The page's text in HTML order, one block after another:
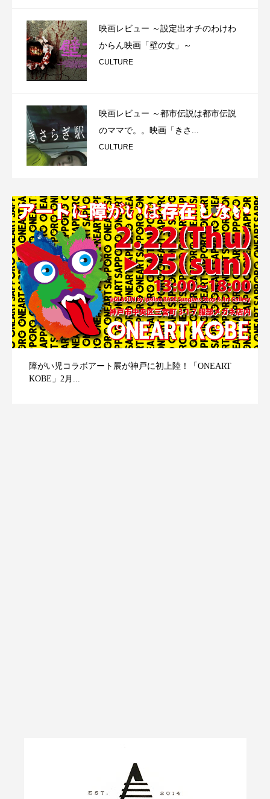
映画レビュー ～設定出オチのわけわ
からん映画「壁の女」～
CULTURE
映画レビュー ～都市伝説は都市伝説
のママで。。映画「きさ...
CULTURE
障がい児コラボアート展が神戸に初上陸！「ONEART
KOBE」2月...